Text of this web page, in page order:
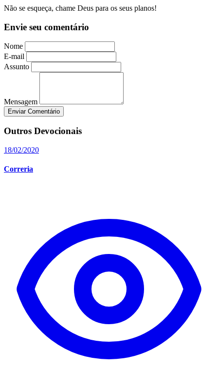
Não se esqueça, chame Deus para os seus planos!
Envie seu comentário
Nome
E-mail
Assunto
Mensagem
Enviar Comentário
Outros Devocionais
18/02/2020
Correria